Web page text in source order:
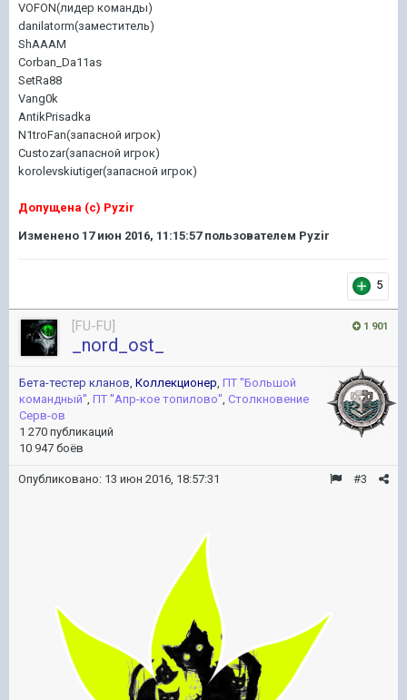
VOFON(лидер команды)
danilatorm(заместитель)
ShAAAM
Corban_Da11as
SetRa88
Vang0k
AntikPrisadka
N1troFan(запасной игрок)
Custozar(запасной игрок)
korolevskiutiger(запасной игрок)
Допущена (с) Pyzir
Изменено 17 июн 2016, 11:15:57пользователем Pyzir
5
1 901
[FU-FU]
_nord_ost_
Бета-тестер кланов Коллекционер ПТ ''Большой
командный'' ПТ ''Апр-кое топилово'' Столкновение
Серв-ов
1 270 публикаций
10 947 боёв
#3
Опубликовано: 13 июн 2016, 18:57:31